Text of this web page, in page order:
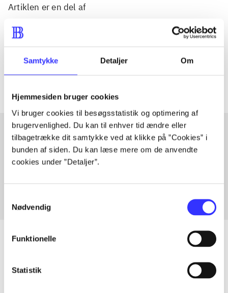
Samtykke Detaljer Om
Hjemmesiden bruger cookies
Vi bruger cookies til besøgsstatistik og optimering af
brugervenlighed. Du kan til enhver tid ændre eller
tilbagetrække dit samtykke ved at klikke på ”Cookies” i
bunden af siden. Du kan læse mere om de anvendte
cookies under ”Detaljer”.
Nødvendig
Funktionelle
Statistik
Artiklen er en del af
Artiklerne i handler ofte om
Artikler med samme emner
Fra
Artikler